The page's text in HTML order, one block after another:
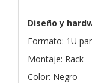
Diseño y
Formato: 1U
Montaje: Rack
Color: Negro